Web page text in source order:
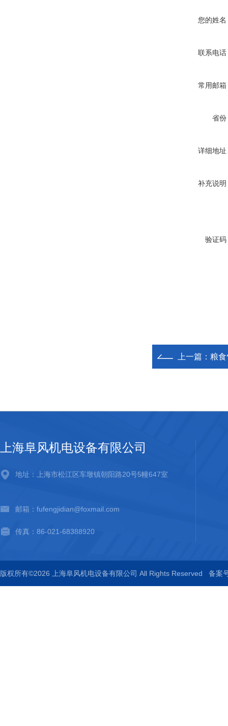
您的姓名
联系电话
常用邮箱
省份
详细地址
补充说明
验证码
上一篇： 粮
上海阜风机电设备有限公司
地址：上海市松江区车墩镇朝阳路20号5幢647室
邮箱：fufengjidian@foxmail.com
传真：86-021-68388920
版权所有©2026 上海阜风机电设备有限公司 All Rights Reserved 备案